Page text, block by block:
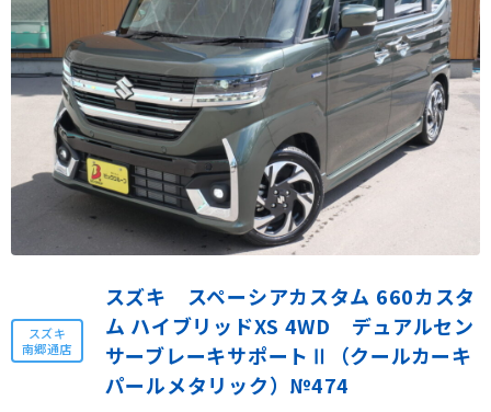
スズキ
南郷通店
スズキ スペーシアカスタム 660カスタ
ム ハイブリッドXS 4WD デュアルセン
サーブレーキサポートⅡ（クールカーキ
パールメタリック）№474